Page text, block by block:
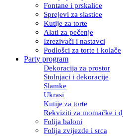
Fontane i prskalice
Sprejevi za slastice
Kutije za torte
Alati za pečenje
Izrezivači i nastavci
Podlošci za torte i kolače
Party program
Dekoracija za prostor
Stolnjaci i dekoracije
Slamke
Ukrasi
Kutije za torte
Rekviziti za momačke i
Folija baloni
Folija zvijezde i srca